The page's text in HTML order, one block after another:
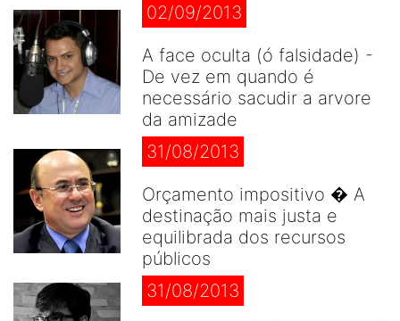
02/09/2013
A face oculta (ó falsidade) -
De vez em quando é
necessário sacudir a arvore
da amizade
31/08/2013
Orçamento impositivo � A
destinação mais justa e
equilibrada dos recursos
públicos
31/08/2013